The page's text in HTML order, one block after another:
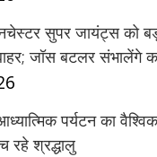
सुपर जायंट्स को
जॉस बटलर संभालेंगे
पर्यटन का
रहे श्रद्धालु